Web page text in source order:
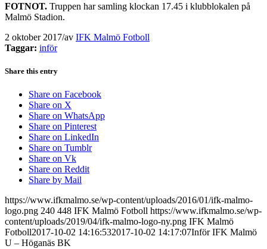
FOTNOT. Truppen har samling klockan 17.45 i klubblokalen på
Malmö Stadion.
2 oktober 2017/av IFK Malmö Fotboll
Taggar: inför
Share this entry
Share on Facebook
Share on X
Share on WhatsApp
Share on Pinterest
Share on LinkedIn
Share on Tumblr
Share on Vk
Share on Reddit
Share by Mail
https://www.ifkmalmo.se/wp-content/uploads/2016/01/ifk-malmo-
logo.png 240 448 IFK Malmö Fotboll https://www.ifkmalmo.se/wp-
content/uploads/2019/04/ifk-malmo-logo-ny.png IFK Malmö
Fotboll2017-10-02 14:16:532017-10-02 14:17:07Inför IFK Malmö
U – Höganäs BK